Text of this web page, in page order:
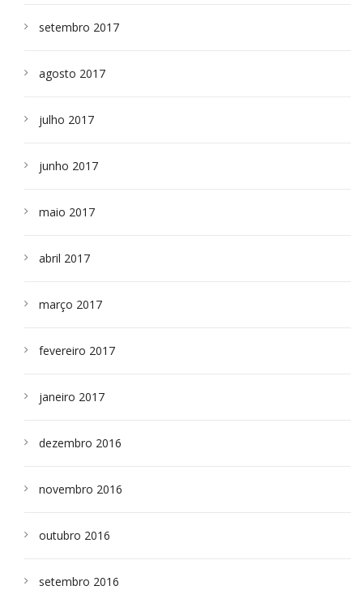
setembro 2017
agosto 2017
julho 2017
junho 2017
maio 2017
abril 2017
março 2017
fevereiro 2017
janeiro 2017
dezembro 2016
novembro 2016
outubro 2016
setembro 2016